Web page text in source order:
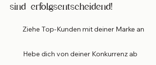
sind erfolgsentscheidend!
Ziehe Top-Kunden mit deiner Marke an
Hebe dich von deiner Konkurrenz ab